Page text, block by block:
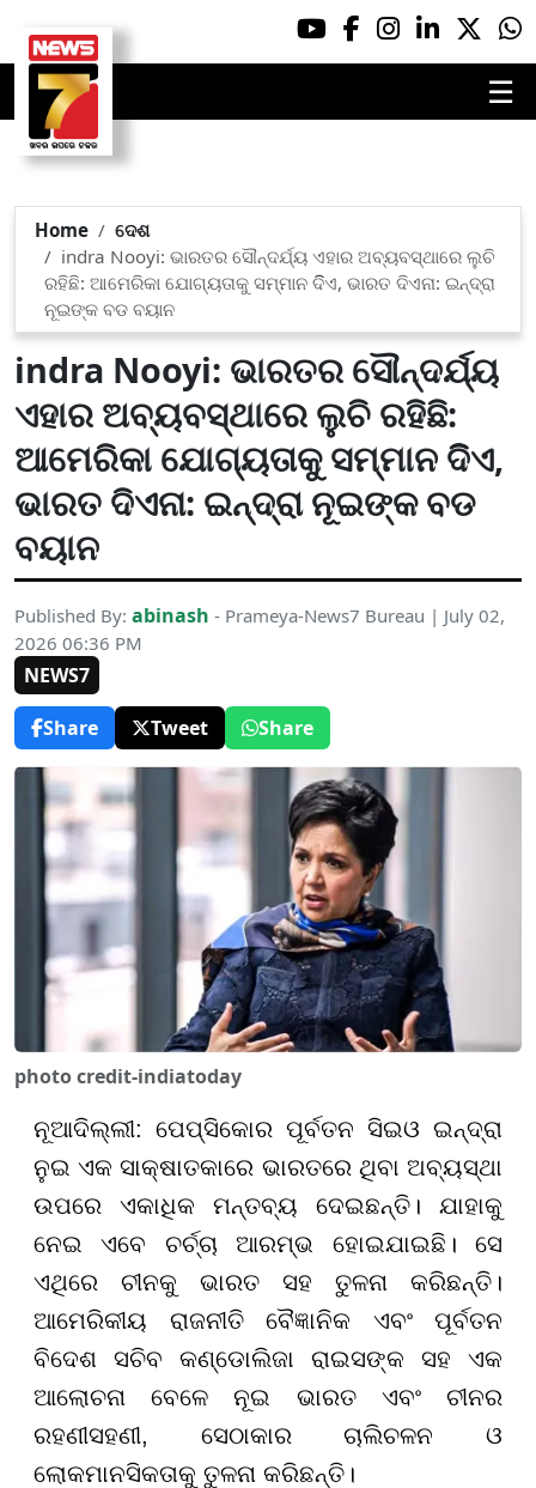
☰
Home
ଦେଶ
indra Nooyi: ଭାରତର ସୌନ୍ଦର୍ଯ୍ୟ ଏହାର ଅବ୍ୟବସ୍ଥାରେ ଲୁଚି
ରହିଛି: ଆମେରିକା ଯୋଗ୍ୟତାକୁ ସମ୍ମାନ ଦିିଏ, ଭାରତ ଦିଏନା: ଇନ୍ଦ୍ରା
ନୂଇଙ୍କ ବଡ ବୟାନ
indra Nooyi: ଭାରତର ସୌନ୍ଦର୍ଯ୍ୟ
ଏହାର ଅବ୍ୟବସ୍ଥାରେ ଲୁଚି ରହିଛି:
ଆମେରିକା ଯୋଗ୍ୟତାକୁ ସମ୍ମାନ ଦିିଏ,
ଭାରତ ଦିଏନା: ଇନ୍ଦ୍ରା ନୂଇଙ୍କ ବଡ
ବୟାନ
Published By: abinash - Prameya-News7 Bureau | July 02,
2026 06:36 PM
NEWS7
Share
Tweet Share
photo credit-indiatoday
ନୂଆଦିଲ୍ଲୀ: ପେପ୍‌ସିକୋର ପୂର୍ବତନ ସିଇଓ ଇନ୍ଦ୍ରା
ନୁଇ ଏକ ସାକ୍ଷାତକାରେ ଭାରତରେ ଥିବା ଅବ୍ୟସ୍ଥା
ଉପରେ ଏକାଧିକ ମନ୍ତବ୍ୟ ଦେଇଛନ୍ତି। ଯାହାକୁ
ନେଇ ଏବେ ଚର୍ଚ୍ଚା ଆରମ୍ଭ ହୋଇଯାଇଛି। ସେ
ଏଥିରେ ଚୀନକୁ ଭାରତ ସହ ତୁଳନା କରିଛନ୍ତି।
ଆମେରିକୀୟ ରାଜନୀତି ବୈଜ୍ଞାନିକ ଏବଂ ପୂର୍ବତନ
ବିଦେଶ ସଚିବ କଣ୍ଡୋଲିଜା ରାଇସଙ୍କ ସହ ଏକ
ଆଲୋଚନା ବେଳେ ନୂଇ ଭାରତ ଏବଂ ଚୀନର
ରହଣୀସହଣୀ, ସେଠାକାର ଚାଲିଚଳନ ଓ
ଲୋକମାନସିକତାକୁ ତୁଳନା କରିଛନ୍ତି।